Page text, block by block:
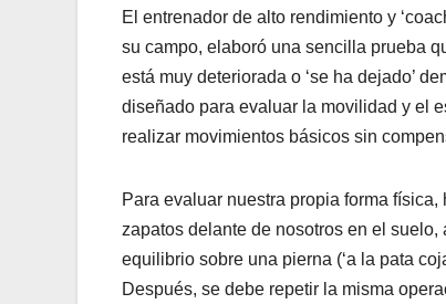
El entrenador de alto rendimiento y
su campo, elaboró una sencilla prueba
está muy deteriorada o ‘se ha dejado’
diseñado para evaluar la movilidad y el
realizar movimientos básicos sin
Para evaluar nuestra propia forma
zapatos delante de nosotros en el
equilibrio sobre una pierna (‘a la pata
Después, se debe repetir la misma